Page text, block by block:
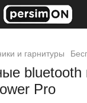
и гарнитуры
bluetooth
Pro